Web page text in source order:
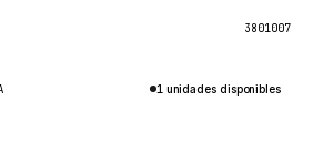
3801007
1 unidades disponibles